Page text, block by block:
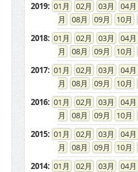
2019: 01 02 03 04
08
09 10
2018: 01 02 03 04
08
09 10
2017: 01 02 03 04
08
09 10
2016: 01 02 03 04
08
09 10
2015: 01 02 03 04
08
09 10
2014: 01 02 03 04